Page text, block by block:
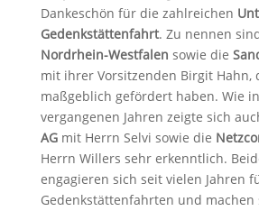
Dankeschön für die zahlreichen
Gedenkstättenfahrt. Zu nennen
Nordrhein-Westfalen sowie die
mit ihrer Vorsitzenden Birgit Hahn,
maßgeblich gefördert haben. Wie
vergangenen Jahren zeigte sich
AGmit Herrn Selvi sowie die
Herrn Willers sehr erkenntlich.
engagieren sich seit vielen Jahren
Gedenkstättenfahrten und